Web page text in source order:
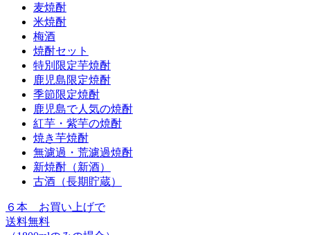
麦焼酎
米焼酎
梅酒
焼酎セット
特別限定芋焼酎
鹿児島限定焼酎
季節限定焼酎
鹿児島で人気の焼酎
紅芋・紫芋の焼酎
焼き芋焼酎
無濾過・荒濾過焼酎
新焼酎（新酒）
古酒（長期貯蔵）
６本 お買い上げで
送料無料